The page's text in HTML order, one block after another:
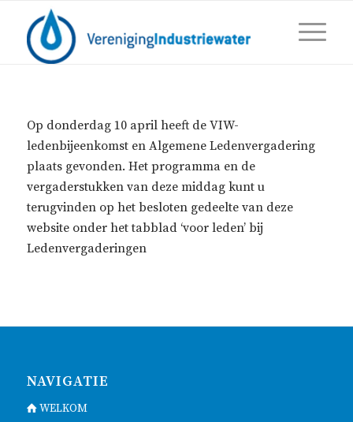
Op donderdag 10 april heeft de VIW-
ledenbijeenkomst en Algemene Ledenvergadering
plaats gevonden. Het programma en de
vergaderstukken van deze middag kunt u
terugvinden op het besloten gedeelte van deze
website onder het tabblad ‘voor leden’ bij
Ledenvergaderingen
NAVIGATIE
WELKOM